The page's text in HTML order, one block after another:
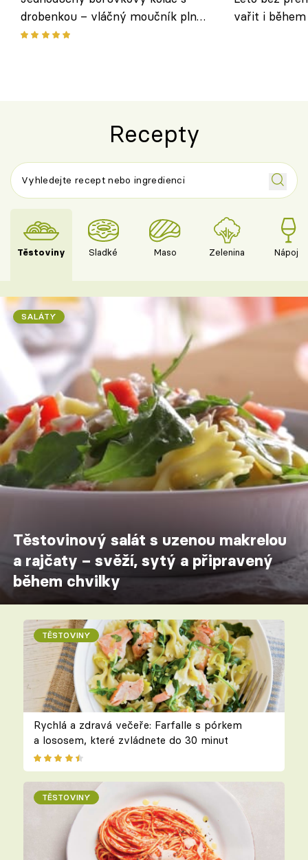
drobenkou – vláčný moučník plný
ovoce
vařit i
Recepty
Těstoviny Sladké Maso Zelenina Nápoje
SALÁTY
Těstovinový salát s uzenou makrelou
a rajčaty – svěží, sytý a připravený
během chvilky
TĚSTOVINY
Rychlá a zdravá večeře: Farfalle s pórkem
a lososem, které zvládnete do 30 minut
TĚSTOVINY